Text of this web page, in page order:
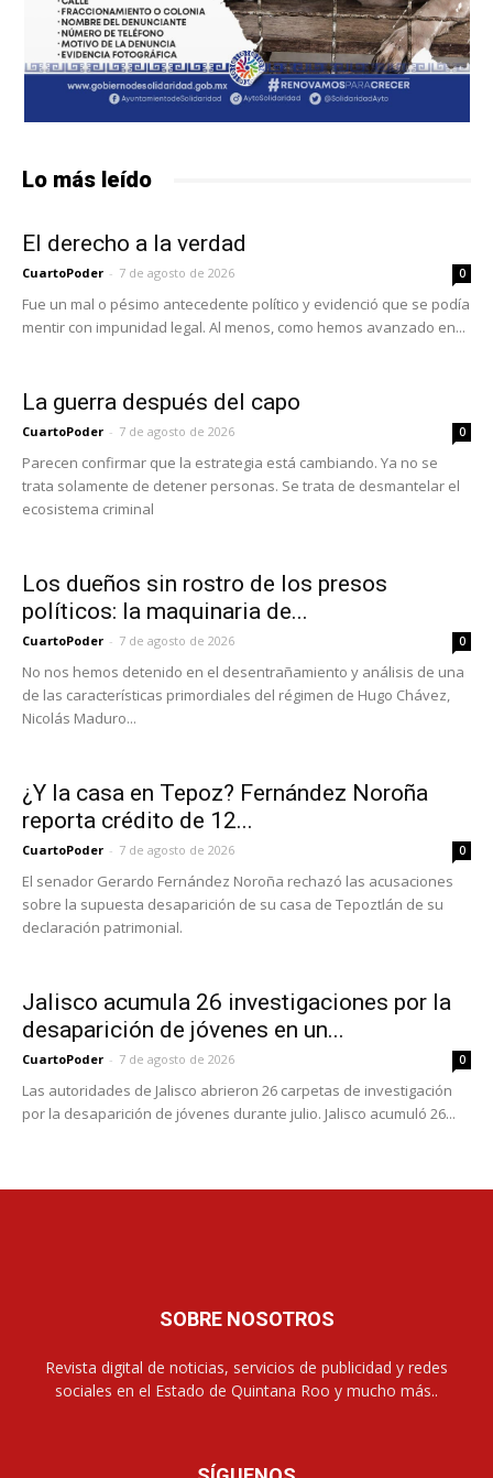
Lo más leído
El derecho a la verdad
CuartoPoder - 7 de agosto de 2026 0
Fue un mal o pésimo antecedente político y evidenció que se podía
mentir con impunidad legal. Al menos, como hemos avanzado en...
La guerra después del capo
CuartoPoder - 7 de agosto de 2026 0
Parecen confirmar que la estrategia está cambiando. Ya no se
trata solamente de detener personas. Se trata de desmantelar el
ecosistema criminal
Los dueños sin rostro de los presos
políticos: la maquinaria de...
CuartoPoder - 7 de agosto de 2026 0
No nos hemos detenido en el desentrañamiento y análisis de una
de las características primordiales del régimen de Hugo Chávez,
Nicolás Maduro...
¿Y la casa en Tepoz? Fernández Noroña
reporta crédito de 12...
CuartoPoder - 7 de agosto de 2026 0
El senador Gerardo Fernández Noroña rechazó las acusaciones
sobre la supuesta desaparición de su casa de Tepoztlán de su
declaración patrimonial.
Jalisco acumula 26 investigaciones por la
desaparición de jóvenes en un...
CuartoPoder - 7 de agosto de 2026 0
Las autoridades de Jalisco abrieron 26 carpetas de investigación
por la desaparición de jóvenes durante julio. Jalisco acumuló 26...
SOBRE NOSOTROS
Revista digital de noticias, servicios de publicidad y redes
sociales en el Estado de Quintana Roo y mucho más..